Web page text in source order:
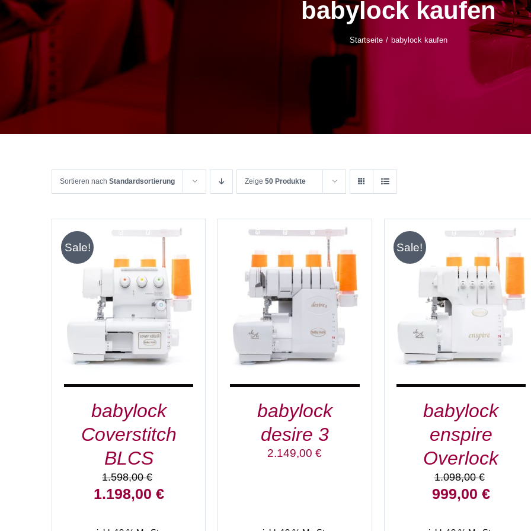
babylock kaufen
Startseite babylock kaufen
Sortieren nach Standardsortierung Zeige 50 Produkte
Sale!
IN DEN WARENKORB
/
DETAILS
babylock
Coverstitch
BLCS
1.598,00€
Ursprünglicher
1.198,00 €Aktueller
IN DEN WARENKORB
/
DETAILS
babylock
desire 3
2.149,00€
Sale!
IN DEN WARENKORB
/
DETAILS
babylock
enspire
Overlock
1.098,00€
Ursprünglicher
999,00 €